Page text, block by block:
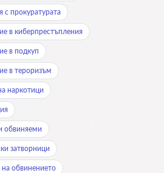
с прокуратурата
в киберпрестъпления
в подкуп
в тероризъм
наркотици
обвиняеми
затворници
обвинението